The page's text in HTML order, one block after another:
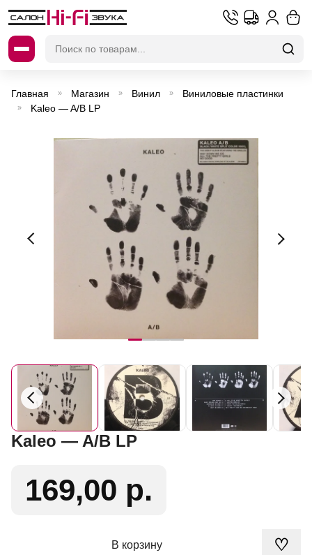
Главная » Магазин » Винил » Виниловые пластинки
» Kaleo — A/B LP
Kaleo — A/B LP
169,00 р.
В корзину ♡